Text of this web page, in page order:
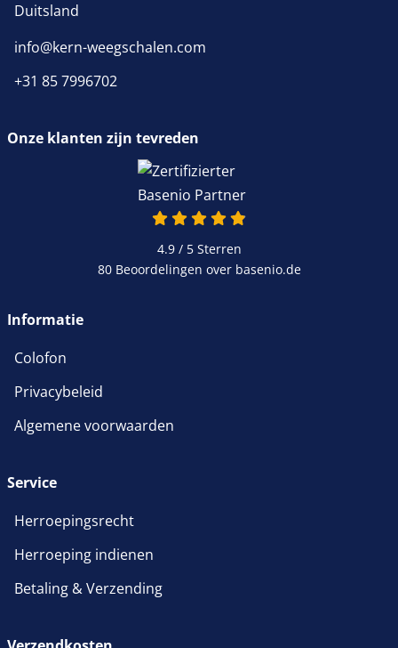
Duitsland
info@kern-weegschalen.com
+31 85 7996702
Onze klanten zijn tevreden
4.9 van 5
4.9 / 5Sterren
80 Beoordelingen over basenio.de
Informatie
Colofon
Privacybeleid
Algemene voorwaarden
Service
Herroepingsrecht
Herroeping indienen
Betaling & Verzending